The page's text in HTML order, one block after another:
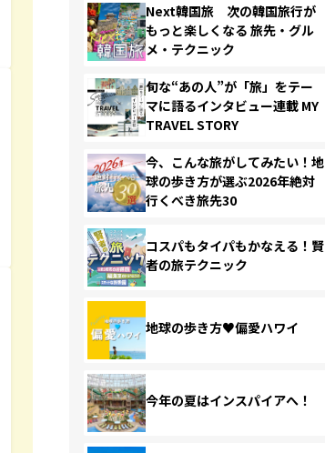
Next韓国旅 次の韓国旅行が
もっと楽しくなる 旅先・グル
メ・テクニック
旬な“あの人”が「旅」をテー
マに語るインタビュー連載 MY
TRAVEL STORY
今、こんな旅がしてみたい！地
球の歩き方が選ぶ2026年絶対
行くべき旅先30
コスパもタイパもかなえる！賢
者の旅テクニック
地球の歩き方♥偏愛ハワイ
今年の夏はインスパイアへ！